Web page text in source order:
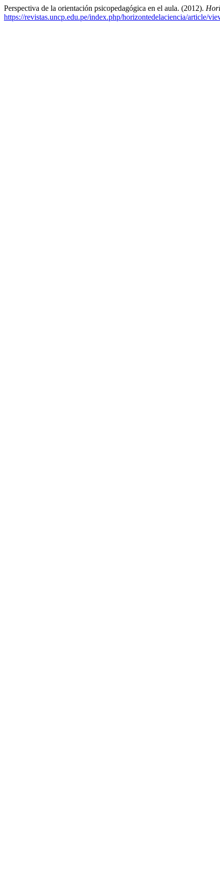
Perspectiva de la orientación psicopedagógica en el aula. (2012).
https://revistas.uncp.edu.pe/index.php/horizontedelaciencia/article/